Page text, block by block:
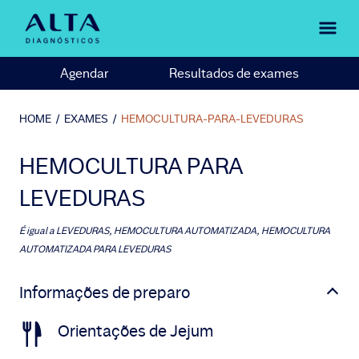
Agendar Resultados de exames
HOME / EXAMES / HEMOCULTURA-PARA-LEVEDURAS
HEMOCULTURA PARA
LEVEDURAS
É igual aLEVEDURAS, HEMOCULTURA AUTOMATIZADA, HEMOCULTURA
AUTOMATIZADA PARA LEVEDURAS
Informações de preparo
Orientações de Jejum